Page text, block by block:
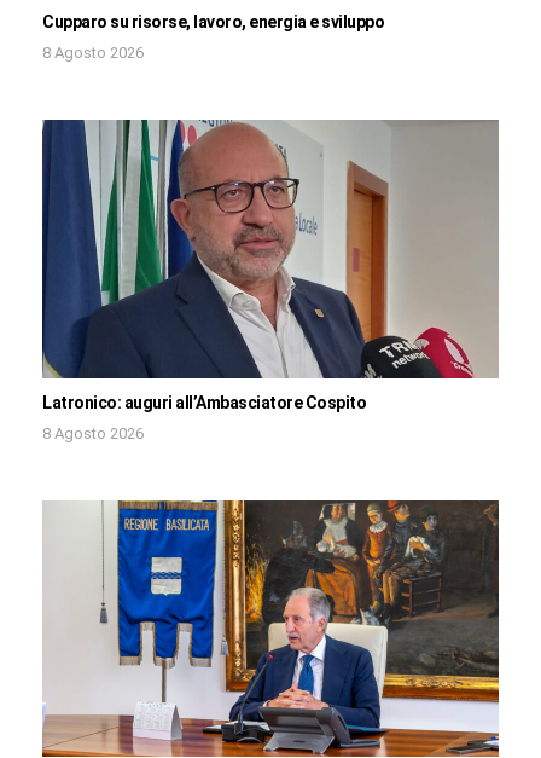
Cupparo su risorse, lavoro, energia e sviluppo
8 Agosto 2026
Latronico: auguri all’Ambasciatore Cospito
8 Agosto 2026